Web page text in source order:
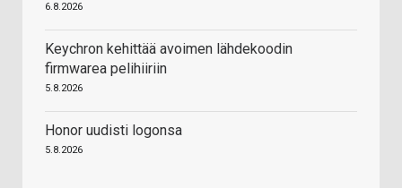
6.8.2026
Keychron kehittää avoimen lähdekoodin
firmwarea pelihiiriin
5.8.2026
Honor uudisti logonsa
5.8.2026